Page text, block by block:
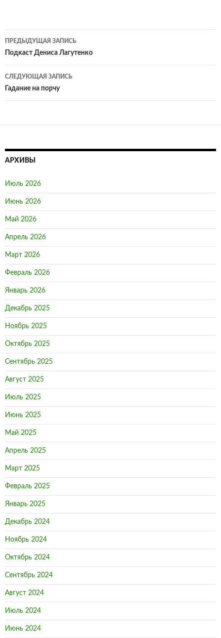
Навигация
по
записям
ПРЕДЫДУЩАЯ ЗАПИСЬ
Подкаст Дениса Лагутенко
СЛЕДУЮЩАЯ ЗАПИСЬ
Гадание на порчу
АРХИВЫ
Июль 2026
Июнь 2026
Май 2026
Апрель 2026
Март 2026
Февраль 2026
Январь 2026
Декабрь 2025
Ноябрь 2025
Октябрь 2025
Сентябрь 2025
Август 2025
Июль 2025
Июнь 2025
Май 2025
Апрель 2025
Март 2025
Февраль 2025
Январь 2025
Декабрь 2024
Ноябрь 2024
Октябрь 2024
Сентябрь 2024
Август 2024
Июль 2024
Июнь 2024